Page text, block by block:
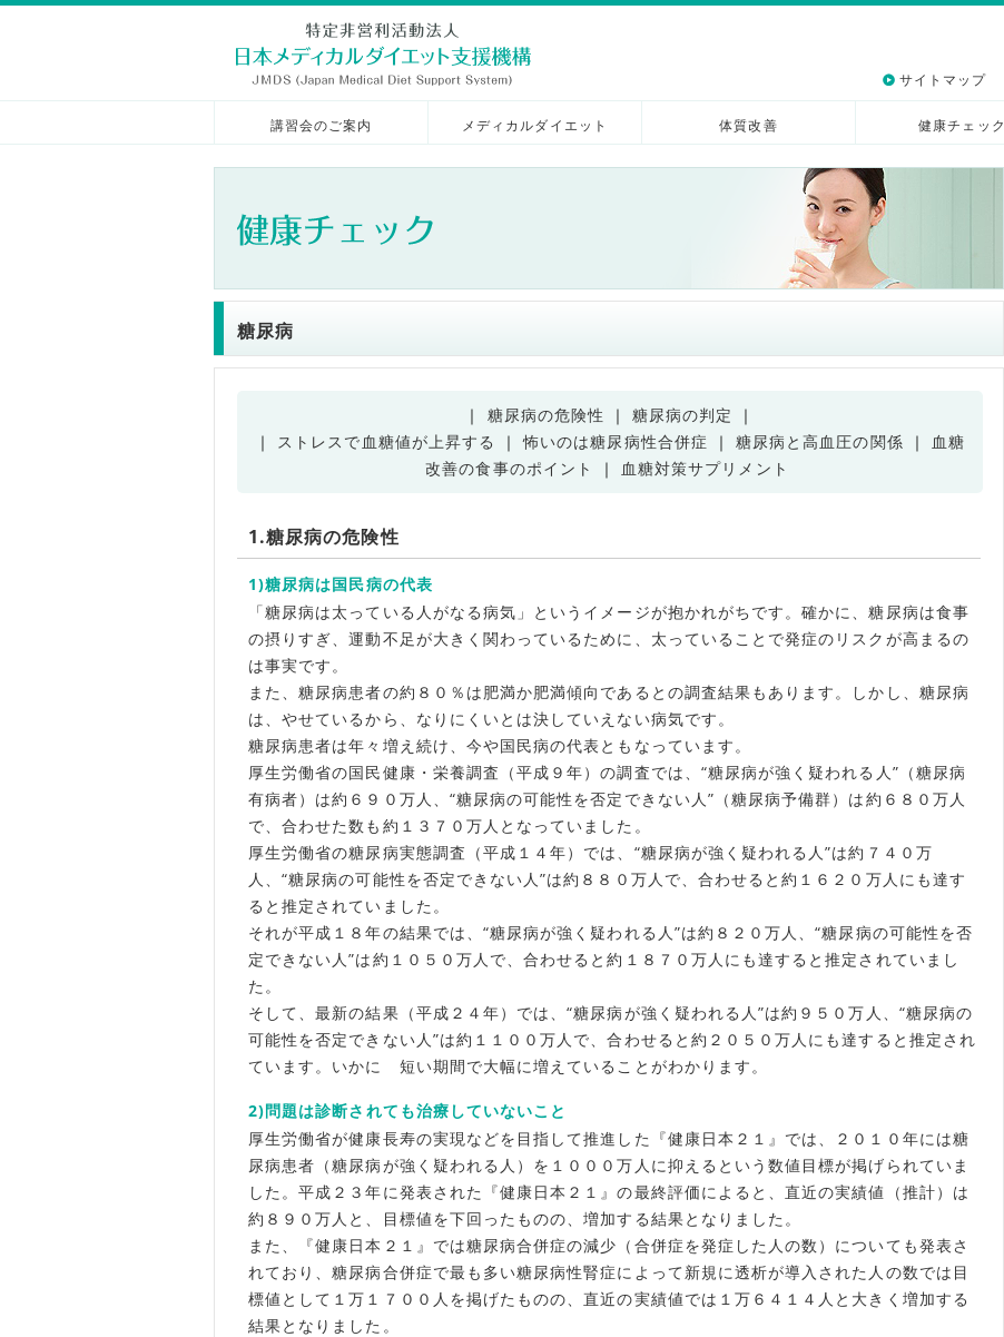
サイトマップ
講習会のご案内 メディカルダイエット 体質改善 健康チェック
糖尿病
｜ 糖尿病の危険性 ｜ 糖尿病の判定
｜
｜
ストレスで血糖値が上昇する ｜ 怖いのは糖尿病性合併症 ｜ 糖尿病と高血圧の関係 ｜
血糖
改善の食事のポイント
｜ 血糖対策サプリメント
1.糖尿病の危険性
1)糖尿病は国民病の代表
「糖尿病は太っている人がなる病気」というイメージが抱かれがちです。確かに、糖尿病は食事
の摂りすぎ、運動不足が大きく関わっているために、太っていることで発症のリスクが高まるの
は事実です。
また、糖尿病患者の約８０％は肥満か肥満傾向であるとの調査結果もあります。しかし、糖尿病
は、やせているから、なりにくいとは決していえない病気です。
糖尿病患者は年々増え続け、今や国民病の代表ともなっています。
厚生労働省の国民健康・栄養調査（平成９年）の調査では、“糖尿病が強く疑われる人”（糖尿病
有病者）は約６９０万人、“糖尿病の可能性を否定できない人”（糖尿病予備群）は約６８０万人
で、合わせた数も約１３７０万人となっていました。
厚生労働省の糖尿病実態調査（平成１４年）では、“糖尿病が強く疑われる人”は約７４０万
人、“糖尿病の可能性を否定できない人”は約８８０万人で、合わせると約１６２０万人にも達す
ると推定されていました。
それが平成１８年の結果では、“糖尿病が強く疑われる人”は約８２０万人、“糖尿病の可能性を否
定できない人”は約１０５０万人で、合わせると約１８７０万人にも達すると推定されていまし
た。
そして、最新の結果（平成２４年）では、“糖尿病が強く疑われる人”は約９５０万人、“糖尿病の
可能性を否定できない人”は約１１００万人で、合わせると約２０５０万人にも達すると推定され
ています。いかに 短い期間で大幅に増えていることがわかります。
2)問題は診断されても治療していないこと
厚生労働省が健康長寿の実現などを目指して推進した『健康日本２１』では、２０１０年には糖
尿病患者（糖尿病が強く疑われる人）を１０００万人に抑えるという数値目標が掲げられていま
した。平成２３年に発表された『健康日本２１』の最終評価によると、直近の実績値（推計）は
約８９０万人と、目標値を下回ったものの、増加する結果となりました。
また、『健康日本２１』では糖尿病合併症の減少（合併症を発症した人の数）についても発表さ
れており、糖尿病合併症で最も多い糖尿病性腎症によって新規に透析が導入された人の数では目
標値として１万１７００人を掲げたものの、直近の実績値では１万６４１４人と大きく増加する
結果となりました。